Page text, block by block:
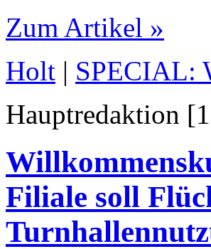
Zum Artikel »
Holt | SPECIAL:
Hauptredaktion
Filiale soll